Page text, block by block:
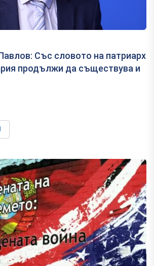
Със словото на патриарх
продължи да съществува и